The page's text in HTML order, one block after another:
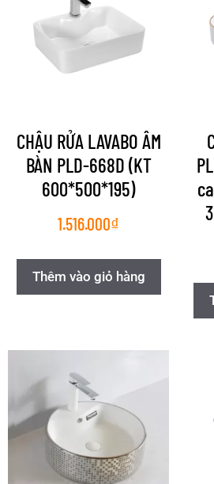
CHẬU RỬA LAVABO ÂM
BÀN PLD-668D (KT
600*500*195)
1.516.000₫
Thêm vào giỏ hàng